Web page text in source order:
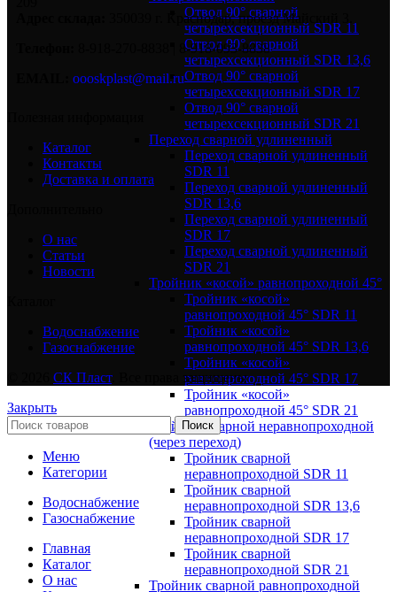
Отвод 90° сварной
четырехсекционный SDR 11
Отвод 90° сварной
четырехсекционный SDR 13,6
Отвод 90° сварной
четырехсекционный SDR 17
Отвод 90° сварной
четырехсекционный SDR 21
Переход сварной удлиненный
Переход сварной удлиненный
SDR 11
Переход сварной удлиненный
SDR 13,6
Переход сварной удлиненный
SDR 17
Переход сварной удлиненный
SDR 21
Тройник «косой» равнопроходной 45°
Тройник «косой»
равнопроходной 45° SDR 11
Тройник «косой»
равнопроходной 45° SDR 13,6
Тройник «косой»
равнопроходной 45° SDR 17
Тройник «косой»
равнопроходной 45° SDR 21
Тройник сварной неравнопроходной
(через переход)
Тройник сварной
неравнопроходной SDR 11
Тройник сварной
неравнопроходной SDR 13,6
Тройник сварной
неравнопроходной SDR 17
Тройник сварной
неравнопроходной SDR 21
Тройник сварной равнопроходной
350039 г. Краснодар, проезд Майский 3.
8-918-270-8838 | 8-918-093-8838
oooskplast@mail.ru
Каталог
Контакты
Доставка и оплата
О нас
Статьи
Новости
Водоснабжение
Газоснабжение
СК Пласт. Все права защищены
Закрыть
Поиск
Меню
Категории
Водоснабжение
Газоснабжение
Главная
Каталог
О нас